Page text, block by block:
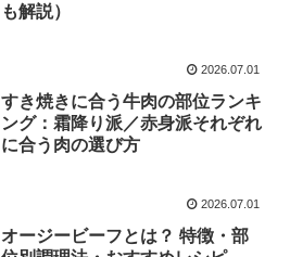
も解説）
2026.07.01
すき焼きに合う牛肉の部位ランキ
ング：霜降り派／赤身派それぞれ
に合う肉の選び方
2026.07.01
オージービーフとは？ 特徴・部